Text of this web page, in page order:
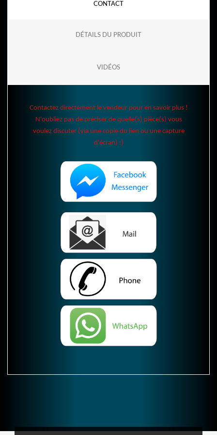
CONTACT
DÉTAILS DU PRODUIT
VIDÉOS
Contactez directement le vendeur pour en savoir plus !
N'oubliez pas de préciser de quelle(s) pièce(s) vous
voulez discuter (via une copie du lien ou une capture
d'écran) :)